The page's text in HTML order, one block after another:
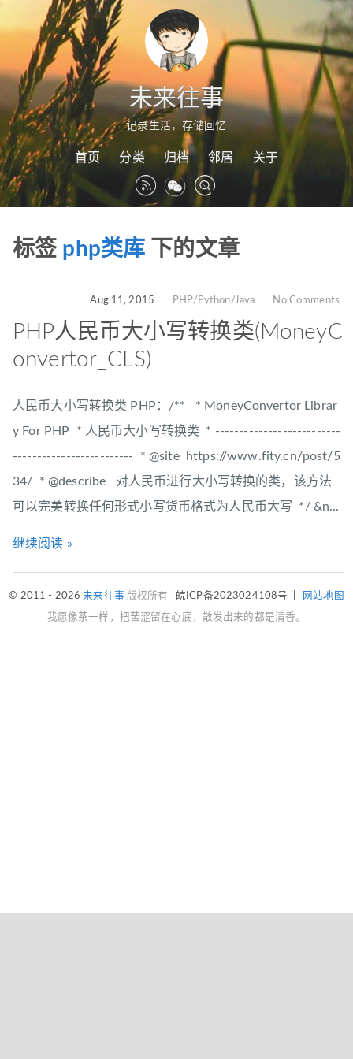
未来往事
记录生活，存储回忆
首页 分类 归档 邻居 关于
标签 php类库 下的文章
Aug 11, 2015 PHP/Python/Java No Comments
PHP人民币大小写转换类(MoneyC
onvertor_CLS)
人民币大小写转换类 PHP：/** * MoneyConvertor Librar
y For PHP * 人民币大小写转换类 * --------------------------
------------------------- * @site https://www.fity.cn/post/5
34/ * @describe 对人民币进行大小写转换的类，该方法
可以完美转换任何形式小写货币格式为人民币大写 */ &n...
继续阅读 »
© 2011 - 2026未来往事 版权所有 皖ICP备2023024108号 网站地图
我愿像茶一样，把苦涩留在心底，散发出来的都是清香。